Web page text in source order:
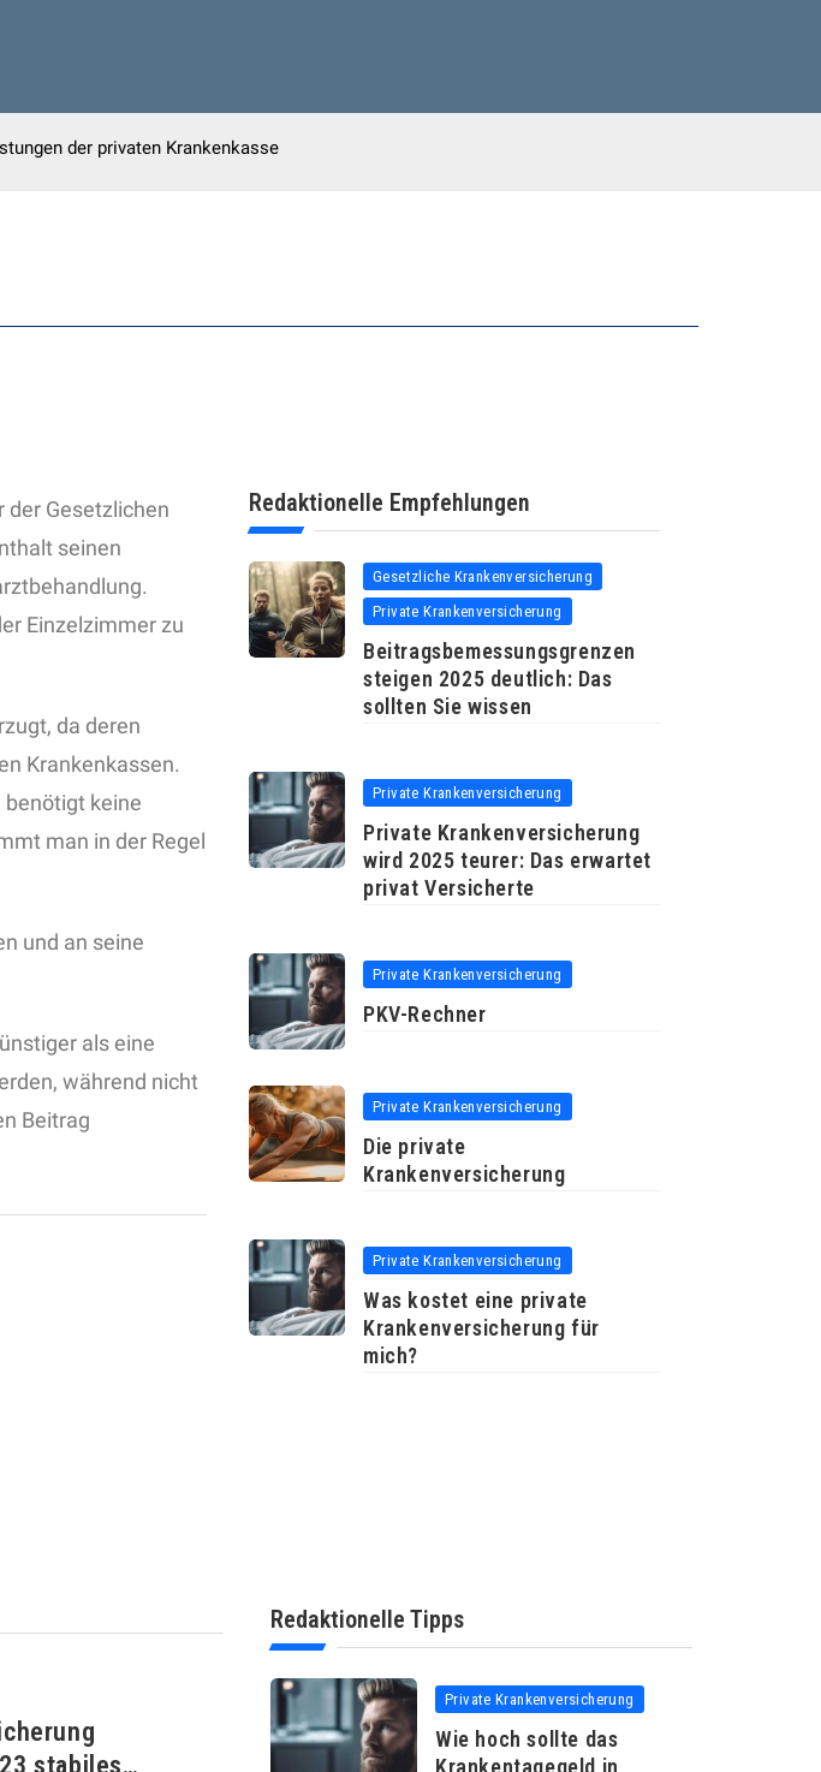
der privaten Krankenkasse
der Gesetzlichen
seinen
Einzelzimmer zu
da deren
Krankenkassen.
benötigt keine
man in der Regel
und an seine
als eine
während nicht
Beitrag
Redaktionelle Empfehlungen
Gesetzliche Krankenversicherung
Private Krankenversicherung
Beitragsbemessungsgrenzen
steigen 2025 deutlich: Das
sollten Sie wissen
Private Krankenversicherung
Private Krankenversicherung
wird 2025 teurer: Das erwartet
privat Versicherte
Private Krankenversicherung
PKV-Rechner
Private Krankenversicherung
Die private
Krankenversicherung
Private Krankenversicherung
Was kostet eine private
Krankenversicherung für
mich?
stabiles
Redaktionelle Tipps
Private Krankenversicherung
Wie hoch sollte das
Krankentagegeld in